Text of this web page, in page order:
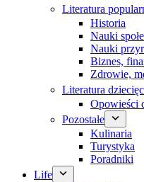
Literatura
Historia
Nauki
Nauki
Biznes,
Zdrowie,
Literatura
Opowieści
Pozostałe
Kulinaria
Turystyka
Poradniki
Life